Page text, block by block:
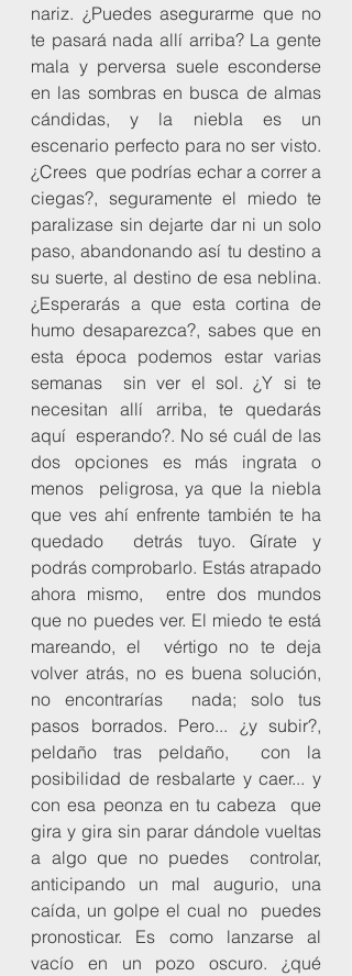
nariz. ¿Puedes asegurarme que no
te pasará nada allí arriba? La gente
mala y perversa suele esconderse
en las sombras en busca de almas
cándidas, y la niebla es un
escenario perfecto para no ser visto.
¿Crees  que podrías echar a correr a
ciegas?, seguramente el miedo te
paralizase sin dejarte dar ni un solo
paso, abandonando así tu destino a
su suerte, al destino de esa neblina.
¿Esperarás a que esta cortina de
humo desaparezca?, sabes que en
esta época podemos estar varias
semanas  sin ver el sol. ¿Y si te
necesitan allí arriba, te quedarás
aquí  esperando?. No sé cuál de las
dos opciones es más ingrata o
menos  peligrosa, ya que la niebla
que ves ahí enfrente también te ha
quedado  detrás tuyo. Gírate y
podrás comprobarlo. Estás atrapado
ahora mismo,  entre dos mundos
que no puedes ver. El miedo te está
mareando, el  vértigo no te deja
volver atrás, no es buena solución,
no encontrarías  nada; solo tus
pasos borrados. Pero... ¿y subir?,
peldaño tras peldaño,  con la
posibilidad de resbalarte y caer... y
con esa peonza en tu cabeza  que
gira y gira sin parar dándole vueltas
a algo que no puedes  controlar,
anticipando un mal augurio, una
caída, un golpe el cual no  puedes
pronosticar. Es como lanzarse al
vacío en un pozo oscuro. ¿qué